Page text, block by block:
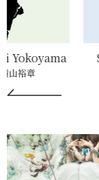
Ohnishi
大西省吾